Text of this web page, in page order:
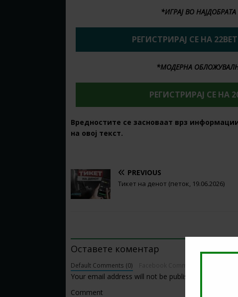
*ИГРАЈ ВО
РЕГИСТРИРАЈ СЕ НА
*МОДЕРНА
РЕГИСТРИРАЈ СЕ НА
Вредностите се засноваат врз
на овој текст.
PREVIOUS
Тикет на денот (петок, 19.06.2026)
Оставете коментар
Default Comments (0)
Your email address will not be published.
Comment